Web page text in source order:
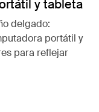
y tableta
delgado:
portátil y
para reflejar